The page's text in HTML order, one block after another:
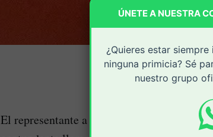
El representante a la Cámara por el
ÚNETE A NUESTRA
¿Quieres estar
ninguna primicia? Sé
nuestro grupo